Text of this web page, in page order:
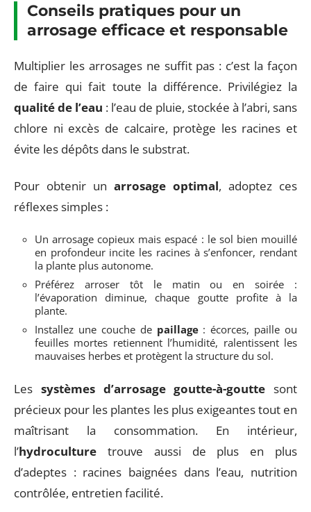
Conseils pratiques pour un
arrosage efficace et responsable
Multiplier les arrosages ne suffit pas : c’est la façon
de faire qui fait toute la différence. Privilégiez la
qualité de l’eau : l’eau de pluie, stockée à l’abri, sans
chlore ni excès de calcaire, protège les racines et
évite les dépôts dans le substrat.
Pour obtenir un arrosage optimal, adoptez ces
réflexes simples :
Un arrosage copieux mais espacé : le sol bien mouillé
en profondeur incite les racines à s’enfoncer, rendant
la plante plus autonome.
Préférez arroser tôt le matin ou en soirée :
l’évaporation diminue, chaque goutte profite à la
plante.
Installez une couche de paillage: écorces, paille ou
feuilles mortes retiennent l’humidité, ralentissent les
mauvaises herbes et protègent la structure du sol.
Les systèmes d’arrosage goutte-à-goutte sont
précieux pour les plantes les plus exigeantes tout en
maîtrisant la consommation. En intérieur,
l’hydroculture trouve aussi de plus en plus
d’adeptes : racines baignées dans l’eau, nutrition
contrôlée, entretien facilité.